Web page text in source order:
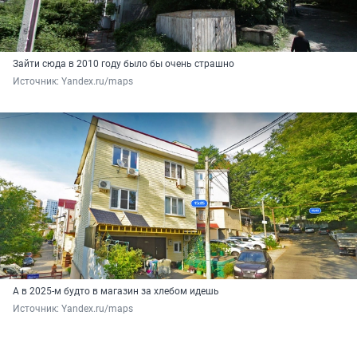
Зайти сюда в 2010 году было бы очень страшно
Источник: Yandex.ru/maps
А в 2025-м будто в магазин за хлебом идешь
Источник: Yandex.ru/maps